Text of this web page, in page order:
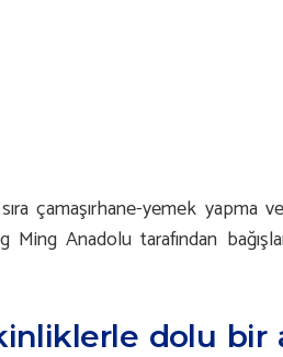
çamaşırhane-yemek yapma
Anadolu tarafından
dolu bir